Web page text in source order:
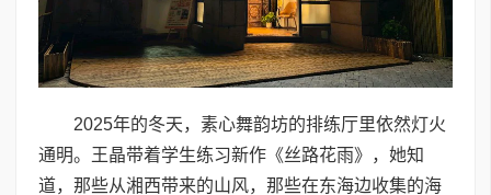
2025年的冬天，素心舞韵坊的排练厅里依然灯火
通明。王晶带着学生练习新作《丝路花雨》，她知
道，那些从湘西带来的山风，那些在东海边收集的海